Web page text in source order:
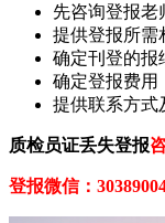
先咨询登报老
提供登报所需
确定刊登的报
确定登报费用
提供联系方式
质检员证丢失登报
登报微信：